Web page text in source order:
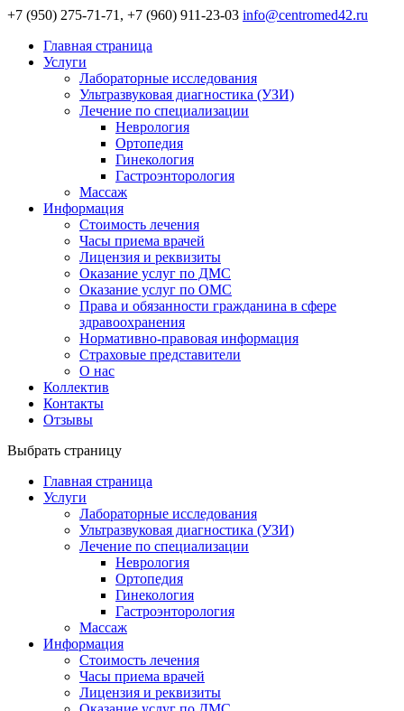
+7 (950) 275-71-71, +7 (960) 911-23-03 info@centromed42.ru
Главная страница
Услуги
Лабораторные исследования
Ультразвуковая диагностика (УЗИ)
Лечение по специализации
Неврология
Ортопедия
Гинекология
Гастроэнторология
Массаж
Информация
Стоимость лечения
Часы приема врачей
Лицензия и реквизиты
Оказание услуг по ДМС
Оказание услуг по ОМС
Права и обязанности гражданина в сфере
здравоохранения
Нормативно-правовая информация
Страховые представители
О нас
Коллектив
Контакты
Отзывы
Выбрать страницу
Главная страница
Услуги
Лабораторные исследования
Ультразвуковая диагностика (УЗИ)
Лечение по специализации
Неврология
Ортопедия
Гинекология
Гастроэнторология
Массаж
Информация
Стоимость лечения
Часы приема врачей
Лицензия и реквизиты